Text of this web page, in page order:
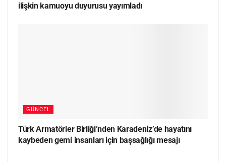
ilişkin kamuoyu duyurusu yayımladı
GÜNCEL
Türk Armatörler Birliği’nden Karadeniz’de hayatını
kaybeden gemi insanları için başsağlığı mesajı